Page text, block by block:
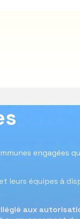
COMMUNES
engagées
leurs équipes à
aux